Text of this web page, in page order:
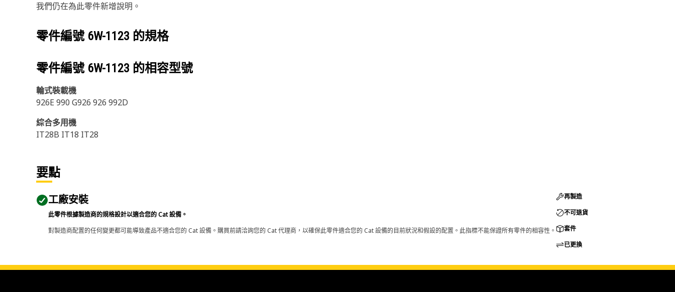
我們仍在為此零件新增說明。
零件編號 6W-1123 的規格
零件編號 6W-1123 的相容型號
輪式裝載機
926E 990 G926 926 992D
綜合多用機
IT28B IT18 IT28
要點
工廠安裝
此零件根據製造商的規格設計以適合您的 Cat 設備。
對製造商配置的任何變更都可能導致產品不適合您的 Cat 設備。購買前請洽詢您的 Cat 代理商，以確保此零件適合您的 Cat 設備的目前狀況和假設的配置。此指標不能保證所有零件的相容性。
再製造
不可退貨
套件
已更換